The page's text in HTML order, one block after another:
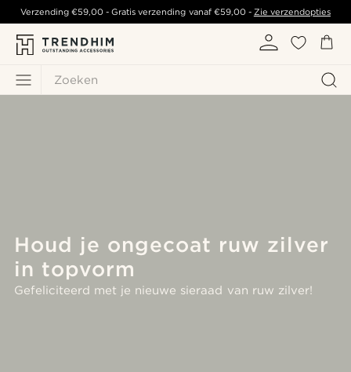
Zoeken
Verzending€59,00 - Gratis verzending vanaf €59,00- Zie verzendopties
Houd je ongecoat ruw zilver
in topvorm
Gefeliciteerd met je nieuwe sieraad van ruw zilver!